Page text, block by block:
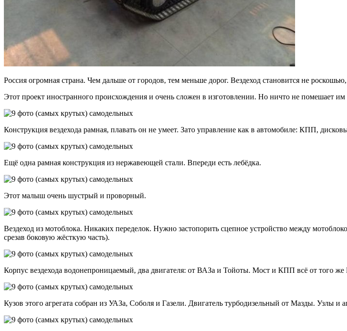
Россия огромная страна. Чем дальше от городов, тем меньше дорог. Вездеход становится не
Этот проект иностранного происхождения и очень сложен в изготовлении. Но ничто не помешает им
Конструкция вездехода рамная, плавать он не умеет. Зато управление как в автомобиле: КПП,
Ещё одна рамная конструкция из нержавеющей стали. Впереди есть лебёдка.
Этот малыш очень шустрый и проворный.
Вездеход из мотоблока. Никаких переделок. Нужно застопорить сцепное устройство между
срезав боковую жёсткую часть).
Корпус вездехода водонепроницаемый, два двигателя: от ВАЗа и Тойоты. Мост и КПП всё от того
Кузов этого агрегата собран из УАЗа, Соболя и Газели. Двигатель турбодизельный от Мазды. Узлы и